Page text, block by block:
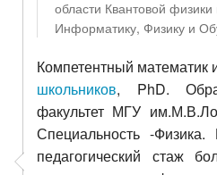
области Квантовой
Информатику, Физику и
Компетентный математик
школьников, PhD.
факультет МГУ
Специальность -
педагогический стаж